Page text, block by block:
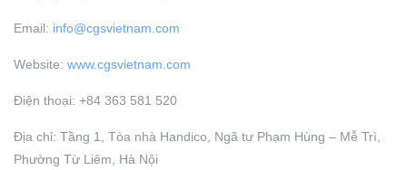
Email: info@cgsvietnam.com
Website: www.cgsvietnam.com
Điện thoại: +84 363 581 520
Địa chỉ: Tầng 1, Tòa nhà Handico, Ngã tư Phạm Hùng – Mễ Trì,
Phường Từ Liêm, Hà Nội